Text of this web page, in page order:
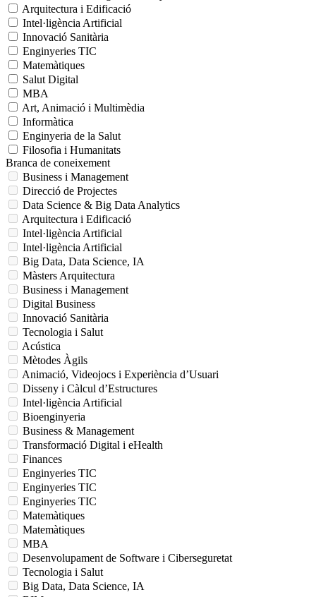
Arquitectura i Edificació
Intel·ligència Artificial
Innovació Sanitària
Enginyeries TIC
Matemàtiques
Salut Digital
MBA
Art, Animació i Multimèdia
Informàtica
Enginyeria de la Salut
Filosofia i Humanitats
Branca de coneixement
Business i Management
Direcció de Projectes
Data Science & Big Data Analytics
Arquitectura i Edificació
Intel·ligència Artificial
Intel·ligència Artificial
Big Data, Data Science, IA
Màsters Arquitectura
Business i Management
Digital Business
Innovació Sanitària
Tecnologia i Salut
Acústica
Mètodes Àgils
Animació, Videojocs i Experiència d’Usuari
Disseny i Càlcul d’Estructures
Intel·ligència Artificial
Bioenginyeria
Business & Management
Transformació Digital i eHealth
Finances
Enginyeries TIC
Enginyeries TIC
Enginyeries TIC
Matemàtiques
Matemàtiques
MBA
Desenvolupament de Software i Ciberseguretat
Tecnologia i Salut
Big Data, Data Science, IA